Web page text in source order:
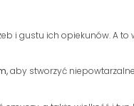
i gustu ich opiekunów. A to
aby stworzyć